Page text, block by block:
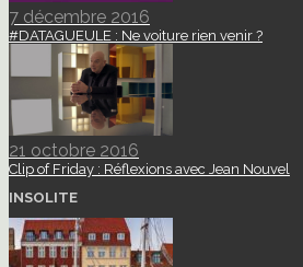
7 décembre 2016
#DATAGUEULE : Ne voiture rien venir ?
21 octobre 2016
Clip of Friday : Réflexions avec Jean Nouvel
INSOLITE